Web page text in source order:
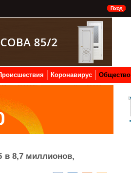
Коронавирус Общество
в 8,7 миллионов,